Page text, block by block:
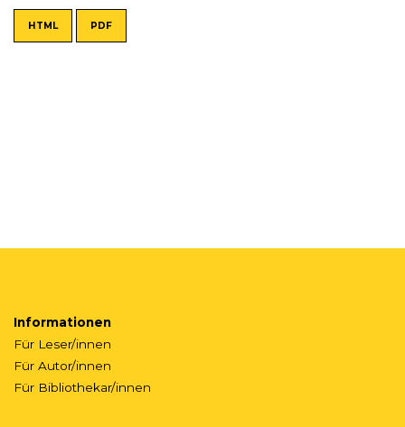
HTML PDF
Informationen
Für Leser/innen
Für Autor/innen
Für Bibliothekar/innen